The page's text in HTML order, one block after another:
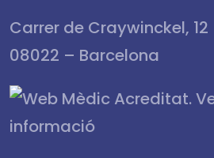
Carrer de Craywinckel, 12
08022 – Barcelona